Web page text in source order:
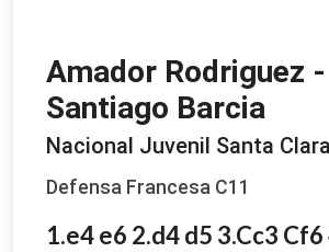
Amador Rodriguez -
Santiago Barcia
Nacional Juvenil Santa
Defensa Francesa C11
1.e4 e6 2.d4 d5 3.Cc3